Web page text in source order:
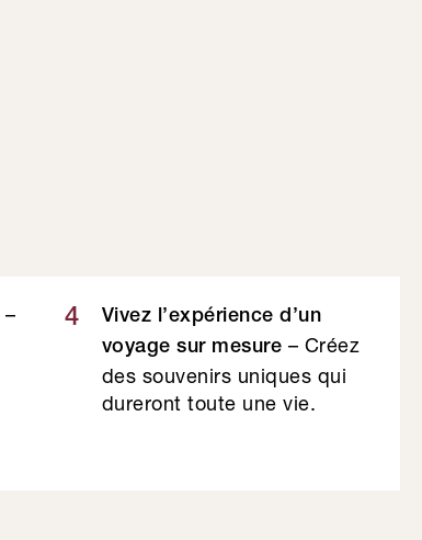
–
4
Vivez l’expérience d’un
voyage sur mesure – Créez
des souvenirs uniques qui
dureront toute une vie.